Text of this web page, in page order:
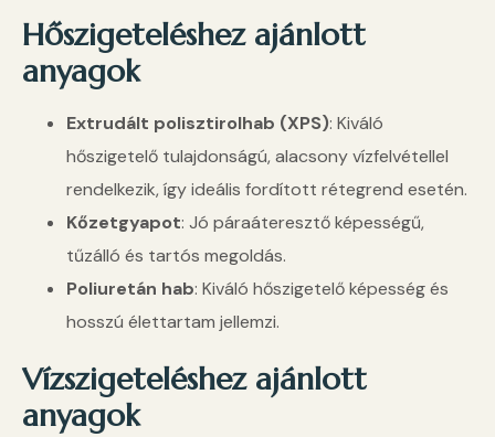
Hőszigeteléshez ajánlott
anyagok
Extrudált polisztirolhab (XPS): Kiváló
hőszigetelő tulajdonságú, alacsony vízfelvétellel
rendelkezik, így ideális fordított rétegrend esetén.
Kőzetgyapot: Jó páraáteresztő képességű,
tűzálló és tartós megoldás.
Poliuretán hab: Kiváló hőszigetelő képesség és
hosszú élettartam jellemzi.
Vízszigeteléshez ajánlott
anyagok